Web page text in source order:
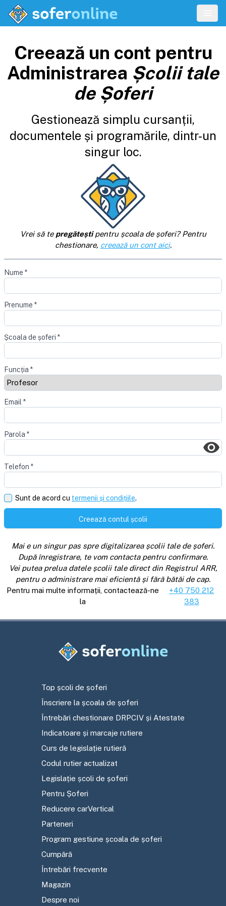
Creează un cont pentru
Administrarea Școlii tale
de Șoferi
Gestionează simplu cursanții,
documentele și programările, dintr-un
singur loc.
Vrei să te pregăteștipentru școala de șoferi? Pentru
chestionare, creează un cont aici.
Nume *
Prenume *
Școala de șoferi *
Funcția *
Email *
Parola *
Telefon *
Sunt de acord cu termenii și condițiile.
Creează contul școlii
Mai e un singur pas spre digitalizarea școlii tale de șoferi.
După înregistrare, te vom contacta pentru confirmare.
Vei putea prelua datele școlii tale direct din Registrul ARR,
pentru o administrare mai eficientă și fără bătăi de cap.
Pentru mai multe informații, contactează-ne
la
+40 750 212
383
Top școli de șoferi
Înscriere la școala de șoferi
Întrebări chestionare DRPCIV și Atestate
Indicatoare și marcaje rutiere
Curs de legislație rutieră
Codul rutier actualizat
Legislație școli de șoferi
Pentru Șoferi
Reducere carVertical
Parteneri
Program gestiune școala de șoferi
Cumpără
Întrebări frecvente
Magazin
Despre noi